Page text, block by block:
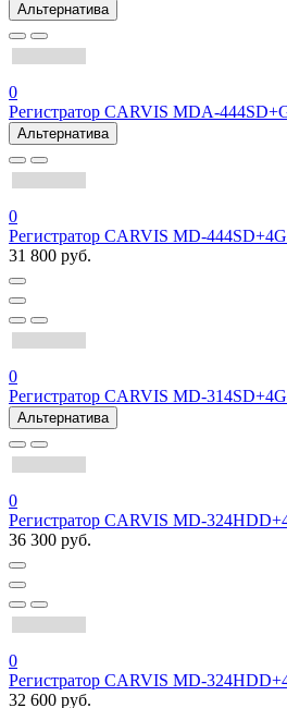
Альтернатива
0
Регистратор CARVIS MDA-
Альтернатива
0
Регистратор CARVIS MD-
31 800 руб.
0
Регистратор CARVIS MD-
Альтернатива
0
Регистратор CARVIS MD-
36 300 руб.
0
Регистратор CARVIS MD-
32 600 руб.